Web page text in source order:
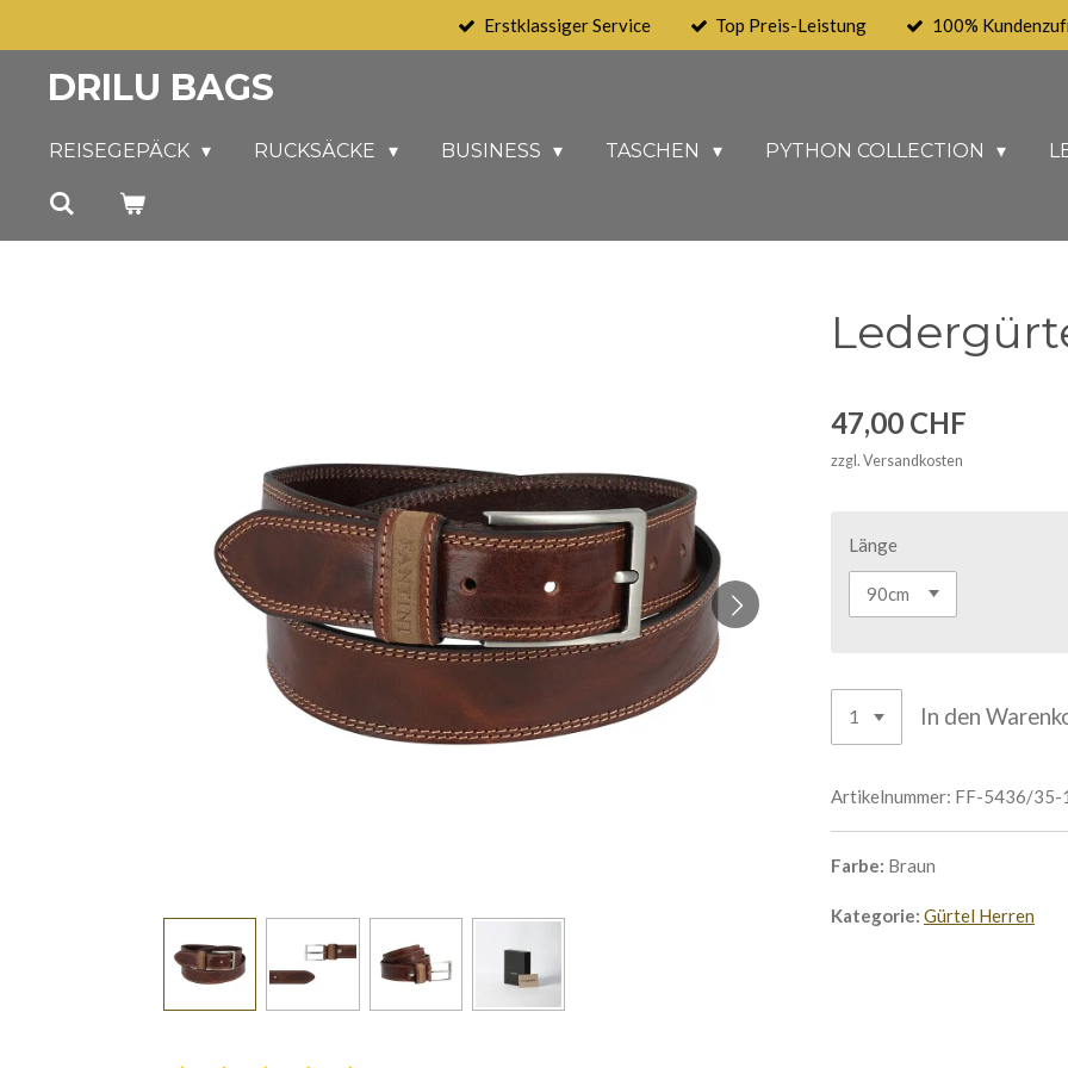
springen
Erstklassiger Service Top Preis-Leistung 100%
DRILU BAGS
REISEGEPÄCK RUCKSÄCKE BUSINESS TASCHEN PYTHON COLLECTION
47,00 CHF
zzgl. Versandkosten
Länge
In den
Artikelnummer: FF-5436/35-1
Farbe: Braun
Kategorie: Gürtel Herren